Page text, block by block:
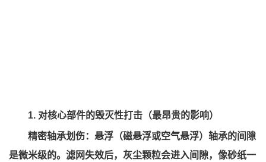
1. 对核心部件的毁灭性打击（最昂贵的影响）
精密轴承划伤：悬浮（磁悬浮或空气悬浮）轴承的间隙
是微米级的。滤网失效后，灰尘颗粒会进入间隙，像砂纸一